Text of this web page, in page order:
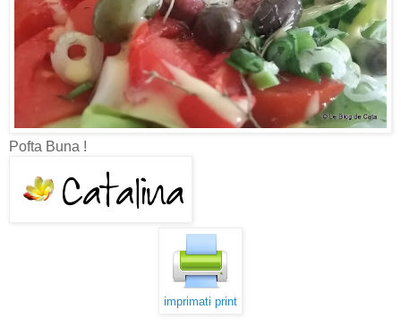
Pofta Buna !
imprimati print